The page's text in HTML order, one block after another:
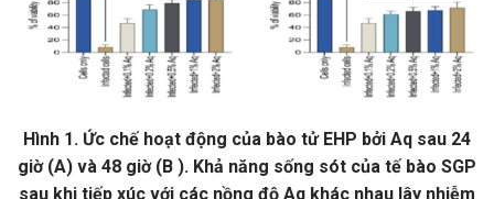
Hình 1. Ức chế hoạt động của bào tử EHP bởi Aq sau 24
giờ (A) và 48 giờ (B ). Khả năng sống sót của tế bào SGP
sau khi tiếp xúc với các nồng độ Aq khác nhau lây nhiễm